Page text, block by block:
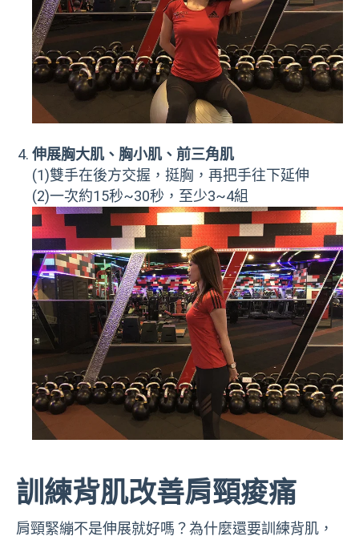
伸展胸大肌、胸小肌、前三角肌
(1)雙手在後方交握，挺胸，再把手往下延伸
(2)一次約15秒~30秒，至少3~4組
訓練背肌改善肩頸痠痛
肩頸緊繃不是伸展就好嗎？為什麼還要訓練背肌，